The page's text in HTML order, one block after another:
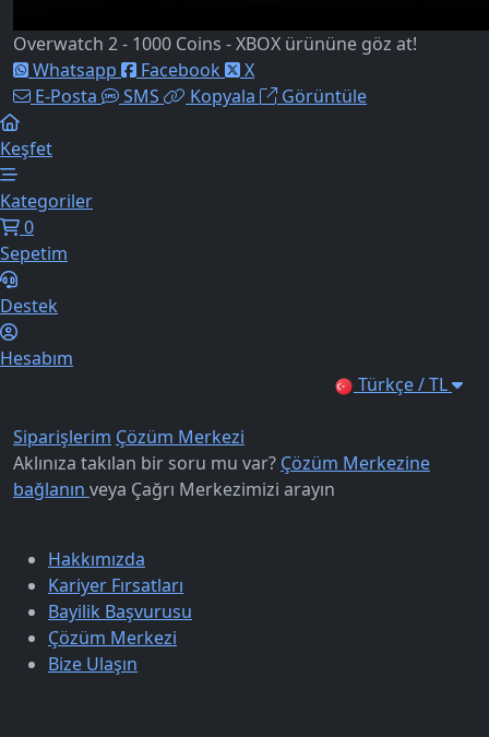
Overwatch 2 - 1000 Coins - XBOX ürününe göz at!
Whatsapp
Facebook
X
E-Posta
SMS Kopyala Görüntüle
Keşfet
Kategoriler
0
Sepetim
Destek
Hesabım
Türkçe / TL
Siparişlerim Çözüm Merkezi
Aklınıza takılan bir soru mu var? Çözüm Merkezine
bağlanın veya Çağrı Merkezimizi arayın
Hakkımızda
Kariyer Fırsatları
Bayilik Başvurusu
Çözüm Merkezi
Bize Ulaşın